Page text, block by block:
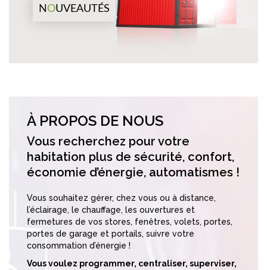
NOUVEAUTÉS
À PROPOS DE NOUS
Vous recherchez pour votre
habitation plus de sécurité, confort,
économie d’énergie, automatismes !
Vous souhaitez gérer, chez vous ou à distance,
l’éclairage, le chauffage, les ouvertures et
fermetures de vos stores, fenêtres, volets, portes,
portes de garage et portails, suivre votre
consommation d’énergie !
Vous voulez programmer, centraliser, superviser,